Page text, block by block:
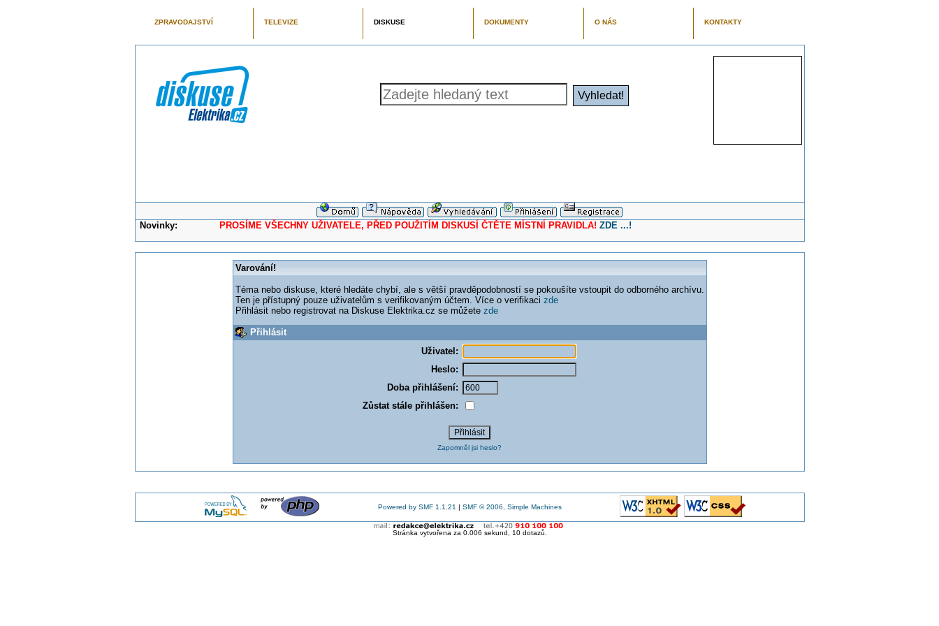
ZPRAVODAJSTVÍ TELEVIZE DISKUSE DOKUMENTY O NÁS KONTAKTY
Novinky: PROSÍME VŠECHNY UŽIVATELE, PŘED POUŽITÍM DISKUSÍ ČTĚTE MÍSTNÍ PRAVIDLA! ZDE ...!
Varování!
Téma nebo diskuse, které hledáte chybí, ale s větší pravděpodobností se pokoušíte vstoupit do odborného archívu.
Ten je přístupný pouze uživatelům s verifikovaným účtem. Více o verifikaci zde
Přihlásit nebo registrovat na Diskuse Elektrika.cz se můžete zde
Přihlásit
Uživatel:
Heslo:
Doba přihlášení:
Zůstat stále přihlášen:
Zapomněl jsi heslo?
Powered by SMF 1.1.21 | SMF © 2006, Simple Machines
Stránka vytvořena za 0.006 sekund, 10 dotazů.